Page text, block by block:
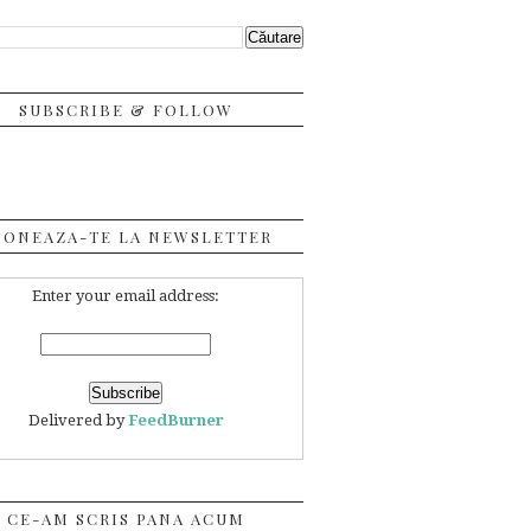
SUBSCRIBE & FOLLOW
TE LA NEWSLETTER
Enter your email address:
Delivered byFeedBurner
CE-AM SCRIS PANA ACUM